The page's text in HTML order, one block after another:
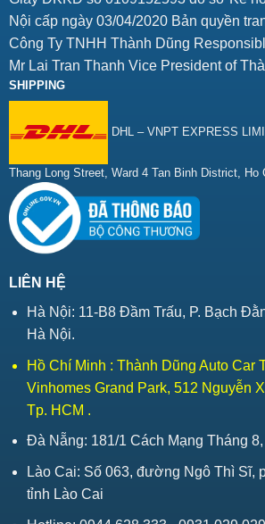
Nội cấp ngày 03/04/2020 Bản quyền
Công Ty TNHH Thành Dũng
Mr Lai Tran Thanh Vice President of
SHIPPING
DHL – VNPT EXPRESS
Thang Long Street, Ward 4 Tan Binh District, Ho
LIÊN HỆ
Hà Nội: 11-B8 Đầm Trấu, P. Bạch
Hà Nội.
Hồ Chí Minh : Thành Dũng Auto Car
Vinhomes Grand Park, 512 Nguyễn
Tp. HCM .
Đà Nẵng: 181/1 Cách Mạng Tháng
Lào Cai: Số 063, đường Ngô Thì Sĩ,
tỉnh Lào Cai